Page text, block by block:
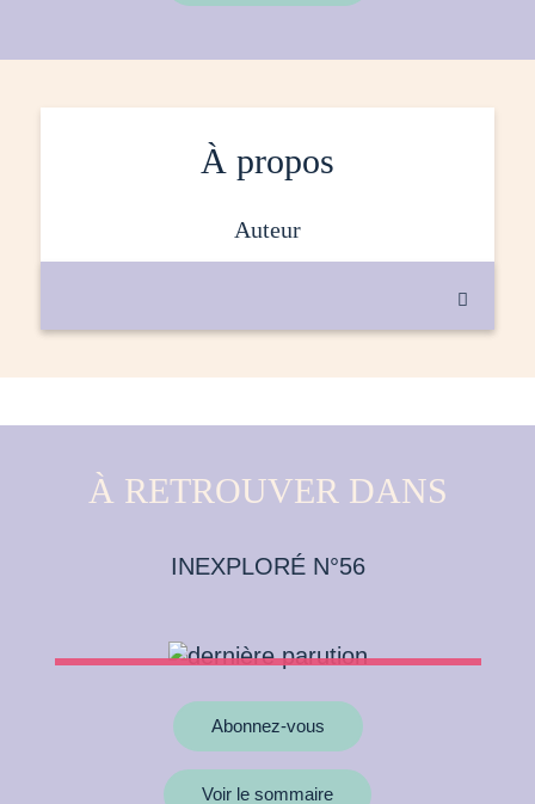
À propos
auteur

À RETROUVER DANS
INEXPLORÉ N°56
Abonnez-vous
Voir le sommaire